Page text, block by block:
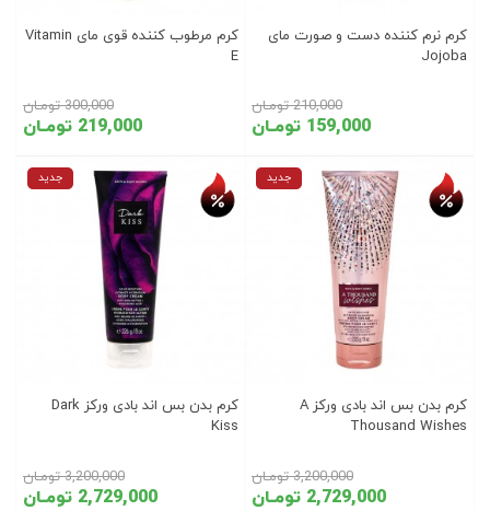
کرم نرم کننده دست و صورت مای
Jojoba
159,000 تومـان
210,000 تومـان
کرم مرطوب کننده قوی مای Vitamin
E
219,000 تومـان
300,000 تومـان
جدید
کرم بدن بس اند بادی ورکز A
Thousand Wishes
2,729,000 تومـان
3,200,000 تومـان
جدید
کرم بدن بس اند بادی ورکز Dark
Kiss
2,729,000 تومـان
3,200,000 تومـان